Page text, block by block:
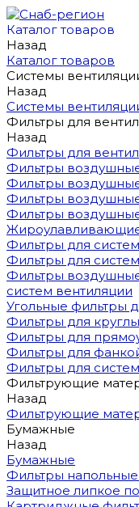
Каталог товаров
Назад
Каталог товаров
Системы
Назад
Системы
Фильтры для
Назад
Фильтры для
Фильтры
Фильтры
Фильтры
Фильтры
Фильтры для
Фильтры для
Фильтры
систем вентиляции
Угольные фильтры
Фильтры для
Фильтры для
Фильтры для
Фильтры для
Фильтрующие
Назад
Фильтрующие
Бумажные
Назад
Бумажные
Фильтры
Защитное липкое